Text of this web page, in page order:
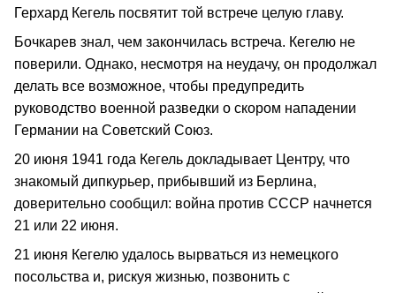
Герхард Кегель посвятит той встрече целую главу.
Бочкарев знал, чем закончилась встреча. Кегелю не
поверили. Однако, несмотря на неудачу, он продолжал
делать все возможное, чтобы предупредить
руководство военной разведки о скором нападении
Германии на Советский Союз.
20 июня 1941 года Кегель докладывает Центру, что
знакомый дипкурьер, прибывший из Берлина,
доверительно сообщил: война против СССР начнется
21 или 22 июня.
21 июня Кегелю удалось вырваться из немецкого
посольства и, рискуя жизнью, позвонить с